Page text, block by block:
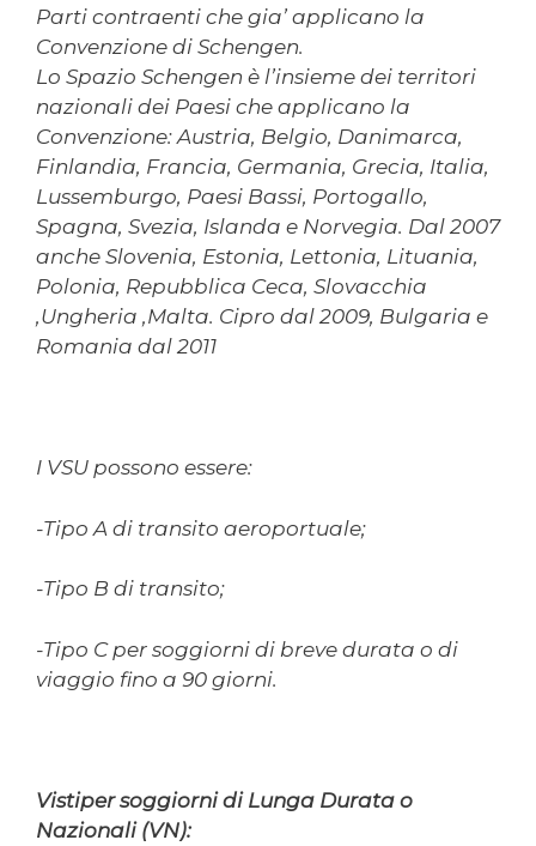
Parti contraenti che gia’ applicano la
Convenzione di Schengen.
Lo Spazio Schengen è l’insieme dei territori
nazionali dei Paesi che applicano la
Convenzione: Austria, Belgio, Danimarca,
Finlandia, Francia, Germania, Grecia, Italia,
Lussemburgo, Paesi Bassi, Portogallo,
Spagna, Svezia, Islanda e Norvegia. Dal 2007
anche Slovenia, Estonia, Lettonia, Lituania,
Polonia, Repubblica Ceca, Slovacchia
,Ungheria ,Malta. Cipro dal 2009, Bulgaria e
Romania dal 2011
I VSU possono essere:
-Tipo A di transito aeroportuale;
-Tipo B di transito;
-Tipo C per soggiorni di breve durata o di
viaggio fino a 90 giorni.
Vistiper soggiorni di Lunga Durata o
Nazionali (VN):